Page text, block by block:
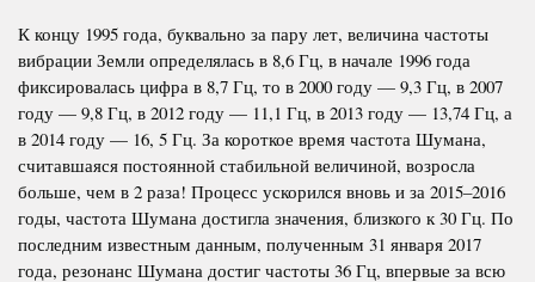
К концу 1995 года, буквально за пару лет, величина частоты
вибрации Земли определялась в 8,6 Гц, в начале 1996 года
фиксировалась цифра в 8,7 Гц, то в 2000 году — 9,3 Гц, в 2007
году — 9,8 Гц, в 2012 году — 11,1 Гц, в 2013 году — 13,74 Гц, а
в 2014 году — 16, 5 Гц. За короткое время частота Шумана,
считавшаяся постоянной стабильной величиной, возросла
больше, чем в 2 раза! Процесс ускорился вновь и за 2015–2016
годы, частота Шумана достигла значения, близкого к 30 Гц. По
последним известным данным, полученным 31 января 2017
года, резонанс Шумана достиг частоты 36 Гц, впервые за всю